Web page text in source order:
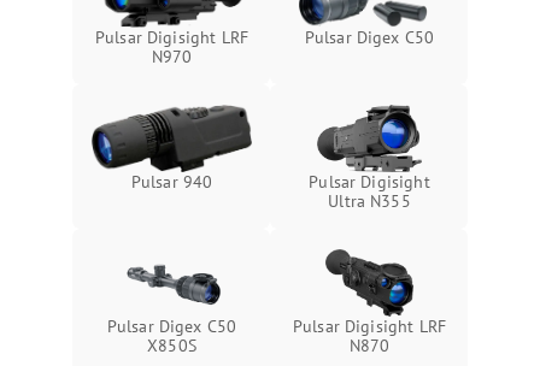
Pulsar Digisight LRF
N970
Pulsar Digex C50
Pulsar 940
Pulsar Digisight
Ultra N355
Pulsar Digex C50
X850S
Pulsar Digisight LRF
N870